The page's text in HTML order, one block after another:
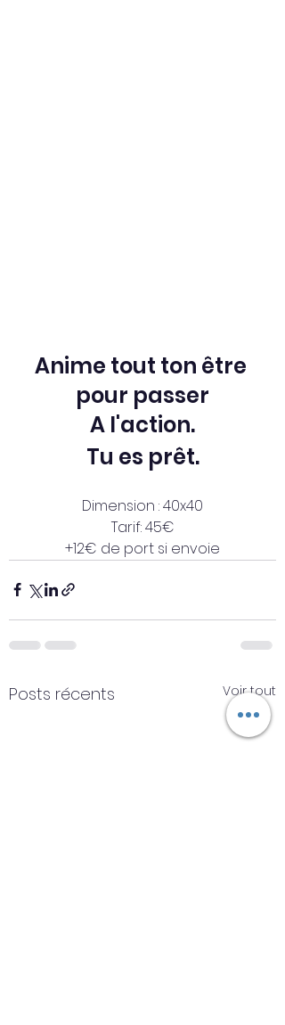
Anime tout ton être
pour passer
A l'action.
Tu es prêt.
Dimension : 40x40
Tarif: 45€
+12€ de port si envoie
Posts récents Voir tout